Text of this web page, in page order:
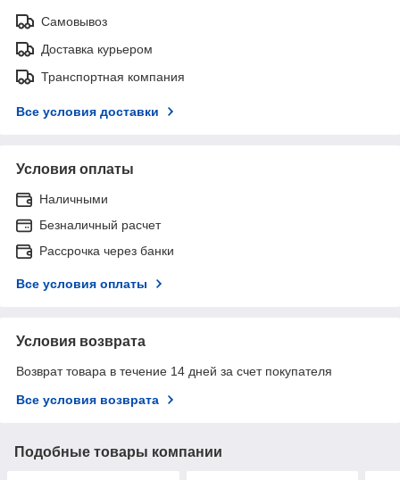
Самовывоз
Доставка курьером
Транспортная компания
Все условия доставки
Условия оплаты
Наличными
Безналичный расчет
Рассрочка через банки
Все условия оплаты
Условия возврата
Возврат товара в течение 14 дней за счет покупателя
Все условия возврата
Подобные товары компании